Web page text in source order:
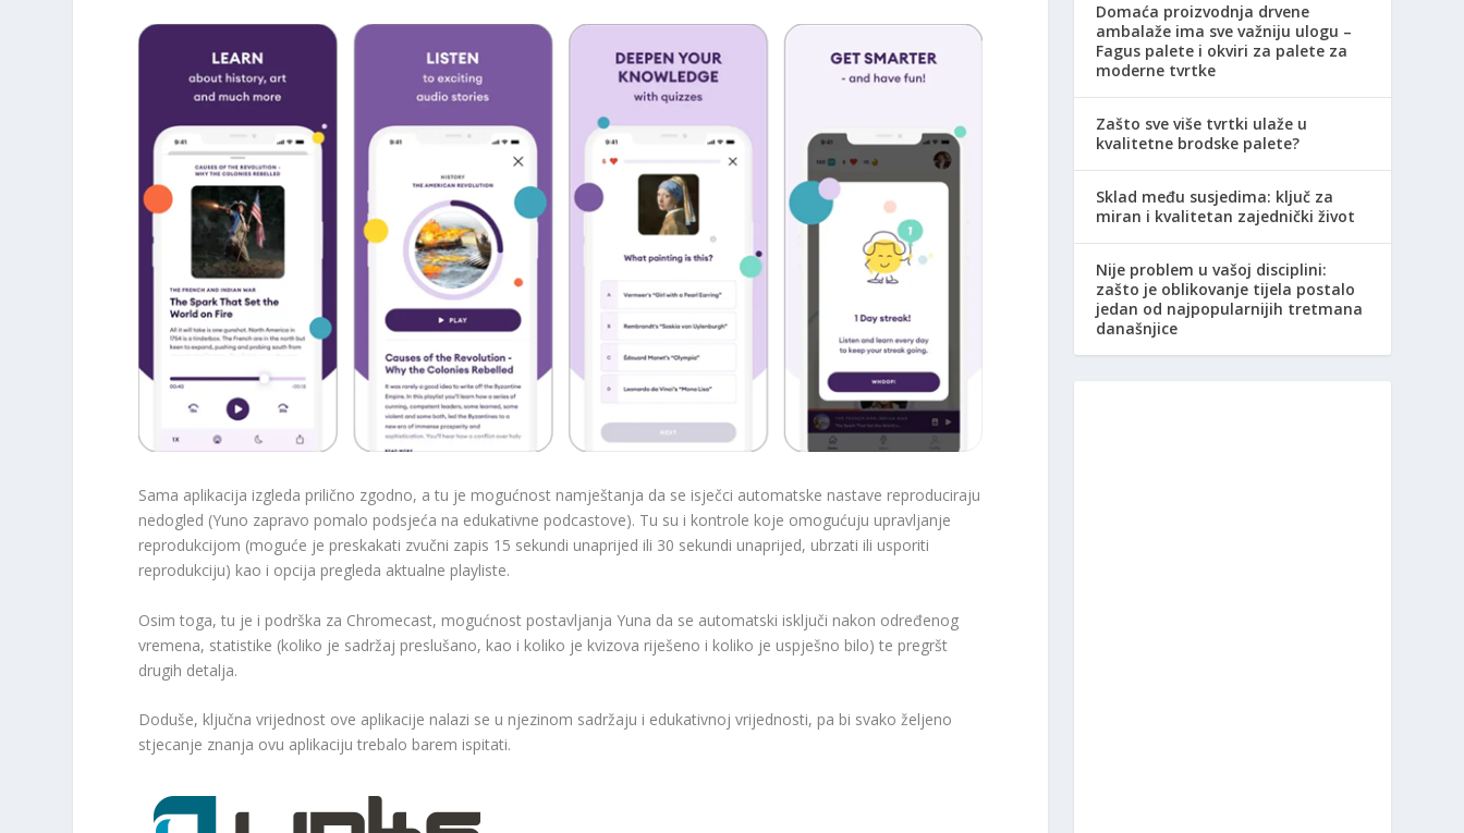
Sama aplikacija izgleda prilično zgodno, a tu je mogućnost namještanja da se isječci automatske nastave reproduciraju
nedogled (Yuno zapravo pomalo podsjeća na edukativne podcastove). Tu su i kontrole koje omogućuju upravljanje
reprodukcijom (moguće je preskakati zvučni zapis 15 sekundi unaprijed ili 30 sekundi unaprijed, ubrzati ili usporiti
reprodukciju) kao i opcija pregleda aktualne playliste.
Osim toga, tu je i podrška za Chromecast, mogućnost postavljanja Yuna da se automatski isključi nakon određenog
vremena, statistike (koliko je sadržaj preslušano, kao i koliko je kvizova riješeno i koliko je uspješno bilo) te pregršt
drugih detalja.
Doduše, ključna vrijednost ove aplikacije nalazi se u njezinom sadržaju i edukativnoj vrijednosti, pa bi svako željeno
stjecanje znanja ovu aplikaciju trebalo barem ispitati.
Domaća proizvodnja drvene
ambalaže ima sve važniju ulogu –
Fagus palete i okviri za palete za
moderne tvrtke
Zašto sve više tvrtki ulaže u
kvalitetne brodske palete?
Sklad među susjedima: ključ za
miran i kvalitetan zajednički život
Nije problem u vašoj disciplini:
zašto je oblikovanje tijela postalo
jedan od najpopularnijih tretmana
današnjice